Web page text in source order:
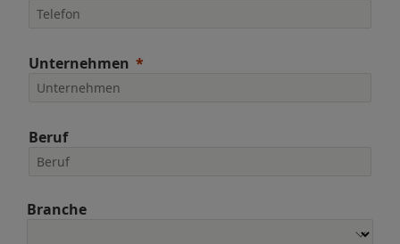
Unternehmen
Beruf
Branche